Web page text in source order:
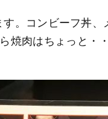
。コンビーフ丼、
焼肉はちょっと・